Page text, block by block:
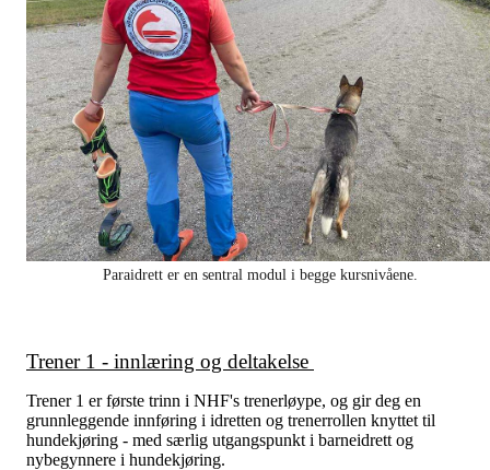
Paraidrett er en sentral modul i begge kursnivåene.
Trener 1 - innlæring og deltakelse
Trener 1 er første trinn i NHF's trenerløype, og gir deg en
grunnleggende innføring i idretten og trenerrollen knyttet til
hundekjøring - med særlig utgangspunkt i barneidrett og
nybegynnere i hundekjøring.